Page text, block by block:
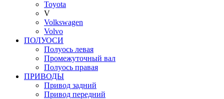
Toyota
V
Volkswagen
Volvo
ПОЛУОСИ
Полуось левая
Промежуточный вал
Полуось правая
ПРИВОДЫ
Привод задний
Привод передний